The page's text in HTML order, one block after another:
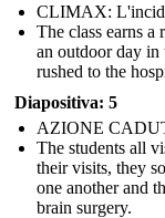
CLIMAX:
The class earns
an outdoor day
rushed to the
Diapositiva: 5
AZIONE
The students all
their visits, they
one another and
brain surgery.